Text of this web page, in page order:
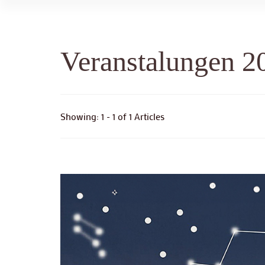
Veranstalungen
Showing: 1 - 1 of 1 Articles